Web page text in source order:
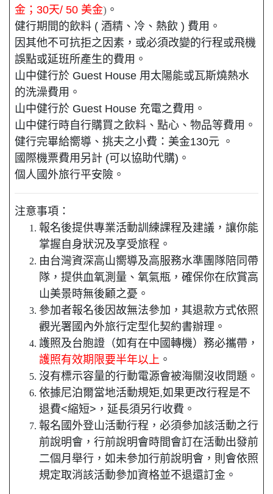
金；30天/ 50 美金) 。
健行期間的飲料 ( 酒精、冷、熱飲 ) 費用。
因其他不可抗拒之因素，或必須改變的行程或飛機
誤點或延班所產生的費用。
山中健行於 Guest House 用太陽能或瓦斯燒熱水
的洗澡費用。
山中健行於 Guest House 充電之費用。
山中健行時自行購買之飲料、點心、物品等費用。
健行完畢給嚮導、挑夫之小費：美金130元 。
國際機票費用另計 (可以協助代購)。
個人國外旅行平安險。
注意事項：
報名後提供專業活動訓練課程及建議，讓你能
掌握自身狀況及享受旅程。
由台灣資深高山嚮導及高服務水準團隊陪同帶
隊，提供血氧測量、氧氣瓶，確保你在欣賞高
山美景時無後顧之憂。
參加者報名後因故無法參加，其退款方式依照
觀光署國內外旅行定型化契約書辦理。
護照及台胞證（如有在中國轉機）務必攜帶，
護照有效期限要半年以上 。
沒有標示容量的行動電源會被海關沒收問題。
依據尼泊爾當地活動規矩,如果更改行程是不
退費<縮短>，延長須另行收費。
報名國外登山活動行程，必須參加該活動之行
前說明會，行前說明會時間會訂在活動出發前
二個月舉行，如未參加行前說明會，則會依照
規定取消該活動參加資格並不退還訂金。